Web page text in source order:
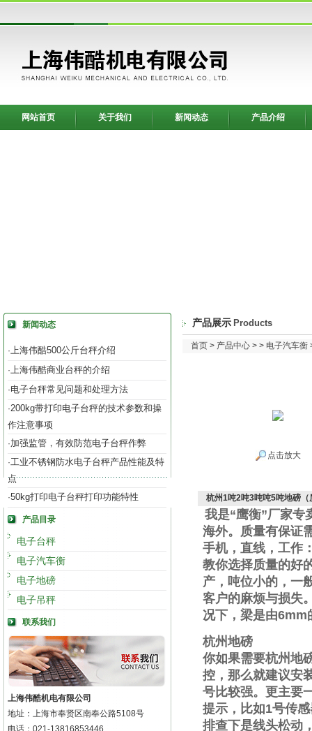
网站首页 关于我们 新闻动态 产品介绍
新闻动态
·上海伟酷500公斤台秤介绍
·上海伟酷商业台秤的介绍
·电子台秤常见问题和处理方法
·200kg带打印电子台秤的技术参数和操
作注意事项
·加强监管，有效防范电子台秤作弊
·工业不锈钢防水电子台秤产品性能及特
点
·50kg打印电子台秤打印功能特性
产品目录
电子台秤
电子汽车衡
电子地磅
电子吊秤
联系我们
上海伟酷机电有限公司
地址：上海市奉贤区南奉公路5108号
电话：021-13816853446
产品展示 Products
首页 > 产品中心 > > 电子汽车衡
点击放大
杭州1吨2吨3吨吨5吨地磅（
我是“鹰衡”厂家专
海外。质量有保证
手机，直线 ，工作
教你选择质量的好
产，吨位小的，一
客户的麻烦与损失
况下，梁是由6mm
杭州地磅
你如果需要杭州地
控，那么就建议安
号比较强。更主要
提示，比如1号传
排查下是线头松动